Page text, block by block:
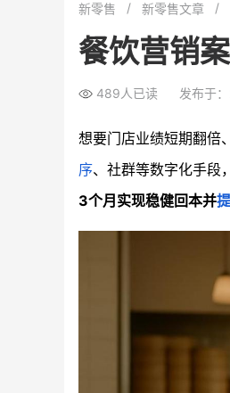
新零售 新零售文章
餐饮营销
489人已读 发布于
想要门店业绩短期翻倍
序、社群等数字化手段
3个月实现稳健回本并